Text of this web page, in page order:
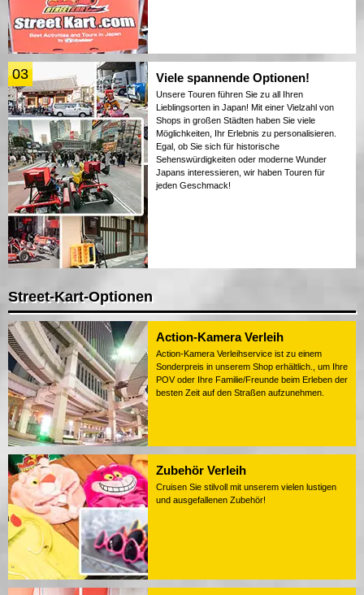
03 Viele spannende Optionen!
Unsere Touren führen Sie zu all Ihren
Lieblingsorten in Japan! Mit einer Vielzahl von
Shops in großen Städten haben Sie viele
Möglichkeiten, Ihr Erlebnis zu personalisieren.
Egal, ob Sie sich für historische
Sehenswürdigkeiten oder moderne Wunder
Japans interessieren, wir haben Touren für
jeden Geschmack!
Street-Kart-Optionen
Action-Kamera Verleih
Action-Kamera Verleihservice ist zu einem
Sonderpreis in unserem Shop erhältlich., um Ihre
POV oder Ihre Familie/Freunde beim Erleben der
besten Zeit auf den Straßen aufzunehmen.
Zubehör Verleih
Cruisen Sie stilvoll mit unserem vielen lustigen
und ausgefallenen Zubehör!